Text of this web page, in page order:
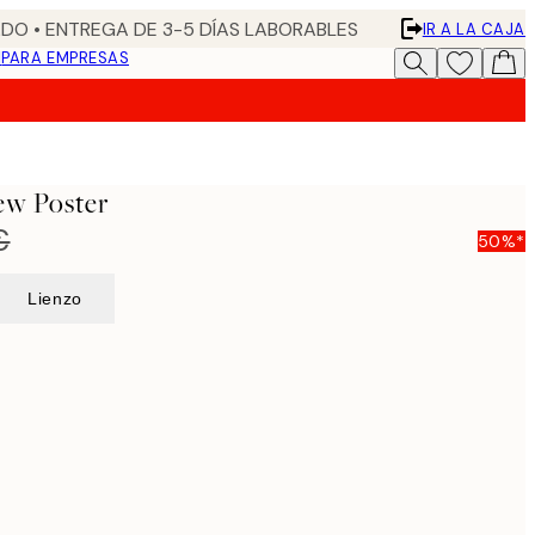
• ENTREGA DE 3-5 DÍAS LABORABLES
IR A LA CAJA
PARA EMPRESAS
Poster
50%*
Lienzo